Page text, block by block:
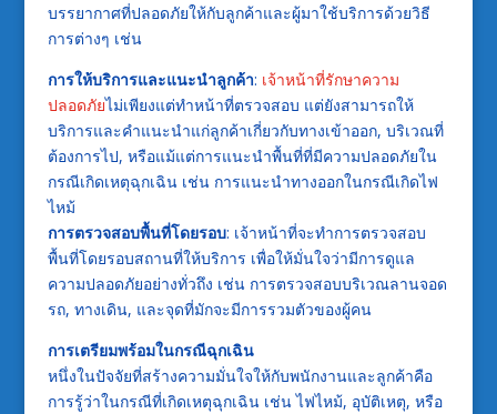
บรรยากาศที่ปลอดภัยให้กับลูกค้าและผู้มาใช้บริการด้วยวิธี
การต่างๆ เช่น
การให้บริการและแนะนำลูกค้า: เจ้าหน้าที่รักษาความ
ปลอดภัยไม่เพียงแต่ทำหน้าที่ตรวจสอบ แต่ยังสามารถให้
บริการและคำแนะนำแก่ลูกค้าเกี่ยวกับทางเข้าออก, บริเวณที่
ต้องการไป, หรือแม้แต่การแนะนำพื้นที่ที่มีความปลอดภัยใน
กรณีเกิดเหตุฉุกเฉิน เช่น การแนะนำทางออกในกรณีเกิดไฟ
ไหม้
การตรวจสอบพื้นที่โดยรอบ: เจ้าหน้าที่จะทำการตรวจสอบ
พื้นที่โดยรอบสถานที่ให้บริการ เพื่อให้มั่นใจว่ามีการดูแล
ความปลอดภัยอย่างทั่วถึง เช่น การตรวจสอบบริเวณลานจอด
รถ, ทางเดิน, และจุดที่มักจะมีการรวมตัวของผู้คน
การเตรียมพร้อมในกรณีฉุกเฉิน
หนึ่งในปัจจัยที่สร้างความมั่นใจให้กับพนักงานและลูกค้าคือ
การรู้ว่าในกรณีที่เกิดเหตุฉุกเฉิน เช่น ไฟไหม้, อุบัติเหตุ, หรือ